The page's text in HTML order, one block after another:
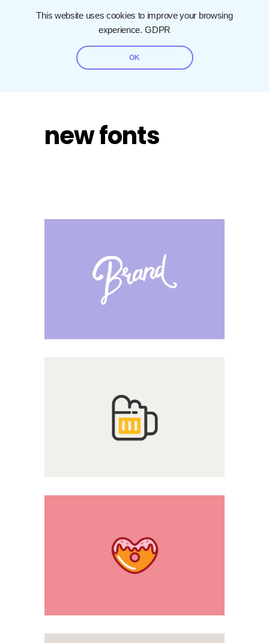
This website uses cookies to improve your browsing
experience. GDPR
OK
new fonts